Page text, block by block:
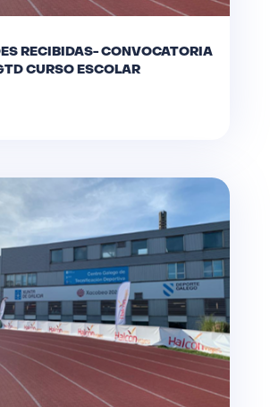
RECIBIDAS- CONVOCATORIA
CURSO ESCOLAR